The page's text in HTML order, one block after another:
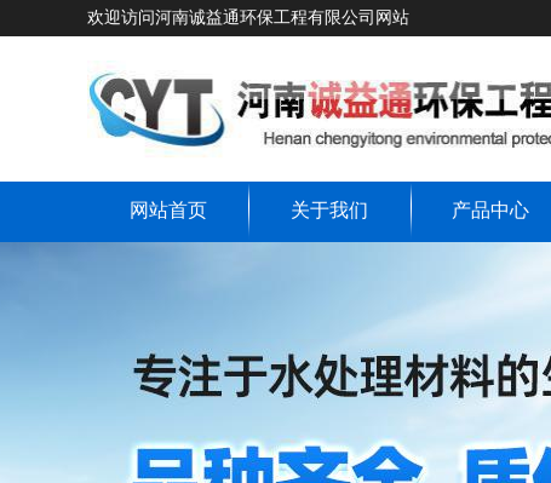
欢迎访问河南诚益通环保工程有限公司网站
网站首页 关于我们 产品中心